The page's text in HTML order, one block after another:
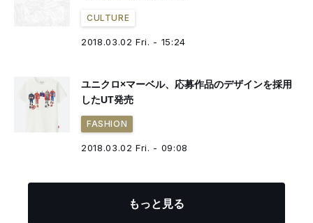
CULTURE
2018.03.02 Fri. - 15:24
ユニクロ×マーベル、応募作品のデザインを採用
したUT発売
FASHION
2018.03.02 Fri. - 09:08
もっと見る